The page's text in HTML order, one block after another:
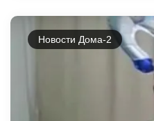
Новости Дома-2